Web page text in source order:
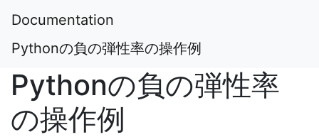
Documentation
Pythonの負の弾性率の操作例
Pythonの負の弾性率
の操作例